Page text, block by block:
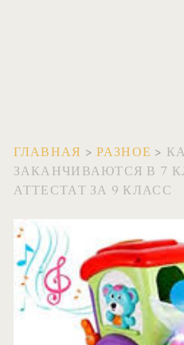
ГЛАВНАЯ >РАЗНОЕ >
ЗАКАНЧИВАЮТСЯ В 7
АТТЕСТАТ ЗА 9 КЛАСС